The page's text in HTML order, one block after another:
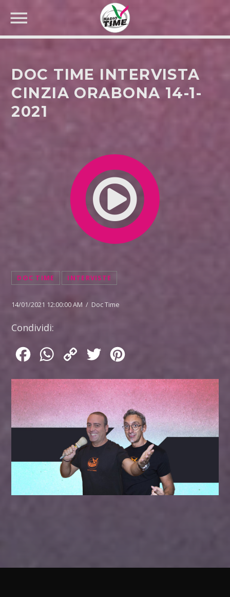
CERCA NEL SITO WEB:
DOC TIME INTERVISTA
CINZIA ORABONA 14-1-
2021
DOC TIME INTERVISTE
14/01/2021 12:00:00 AM / Doc Time
Condividi:
FacebookWhatsApp
Copy
Twitter